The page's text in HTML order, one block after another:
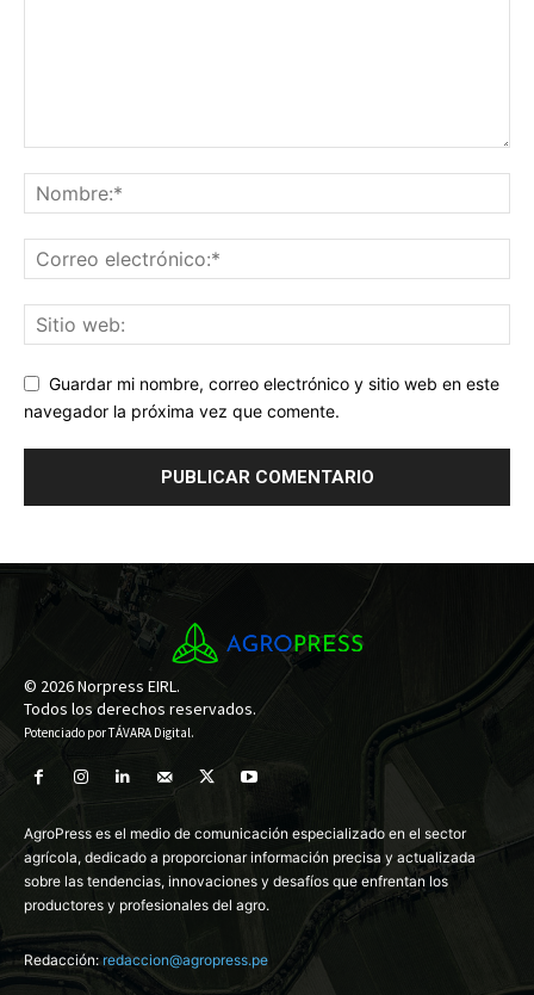
Guardar mi nombre, correo electrónico y sitio web en este
navegador la próxima vez que comente.
© 2026 Norpress EIRL.
Todos los derechos reservados.
Potenciado porTÁVARA Digital.
AgroPress es el medio de comunicación especializado en el sector
agrícola, dedicado a proporcionar información precisa y actualizada
sobre las tendencias, innovaciones y desafíos que enfrentan los
productores y profesionales del agro.
Redacción:redaccion@agropress.pe